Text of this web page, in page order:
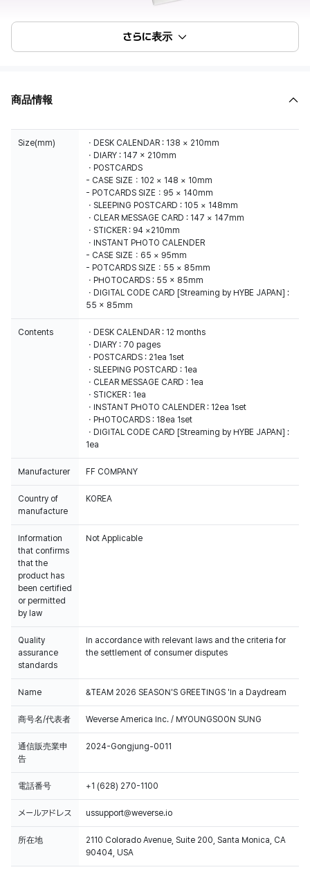
さらに表示
商品情報
Size(mm)
・DESK CALENDAR : 138 × 210mm
・DIARY : 147 x 210mm
・POSTCARDS
- CASE SIZE：102 × 148 × 10mm
- POTCARDS SIZE：95 × 140mm
・SLEEPING POSTCARD : 105 × 148mm
・CLEAR MESSAGE CARD : 147 × 147mm
・STICKER : 94 ×210mm
・INSTANT PHOTO CALENDER
- CASE SIZE：65 × 95mm
- POTCARDS SIZE：55 × 85mm
・PHOTOCARDS : 55 x 85mm
・DIGITAL CODE CARD [Streaming by HYBE JAPAN] :
55 x 85mm
Contents
・DESK CALENDAR : 12 months
・DIARY : 70 pages
・POSTCARDS : 21ea 1set
・SLEEPING POSTCARD : 1ea
・CLEAR MESSAGE CARD : 1ea
・STICKER : 1ea
・INSTANT PHOTO CALENDER : 12ea 1set
・PHOTOCARDS : 18ea 1set
・DIGITAL CODE CARD [Streaming by HYBE JAPAN] :
1ea
Manufacturer FF COMPANY
Country of
manufacture
KOREA
Information
that confirms
that the
product has
been certified
or permitted
by law
Not Applicable
Quality
assurance
standards
In accordance with relevant laws and the criteria for
the settlement of consumer disputes
Name &TEAM 2026 SEASON'S GREETINGS 'In a Daydream
商号名/代表者 Weverse America Inc. / MYOUNGSOON SUNG
通信販売業申
告
2024-Gongjung-0011
電話番号 +1 (628) 270-1100
メールアドレス ussupport@weverse.io
所在地
2110 Colorado Avenue, Suite 200, Santa Monica, CA
90404, USA